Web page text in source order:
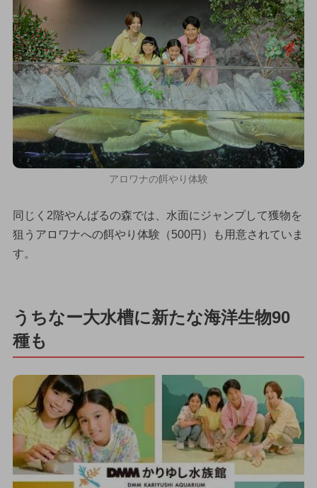
アロワナの餌やり体験
同じく2階やんばるの森では、水面にジャンプして獲物を
狙うアロワナへの餌やり体験（500円）も用意されていま
す。
うちなー大水槽に新たな海洋生物90
種も